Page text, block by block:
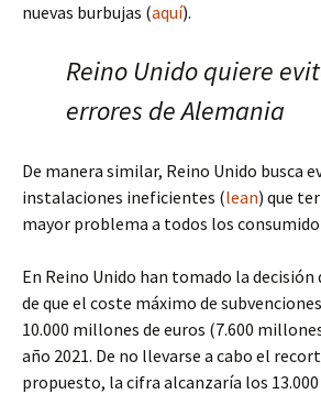
nuevas burbujas (aquí).
Reino Unido quiere
errores de Alemania
De manera similar, Reino Unido busca
instalaciones ineficientes (lean) que
mayor problema a todos los
En Reino Unido han tomado la decisión
de que el coste máximo de
10.000 millones de euros (7.600
año 2021. De no llevarse a cabo el
propuesto, la cifra alcanzaría los